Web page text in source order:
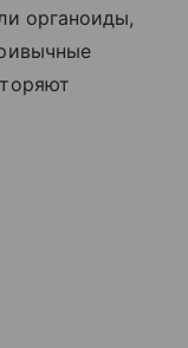
органоиды,